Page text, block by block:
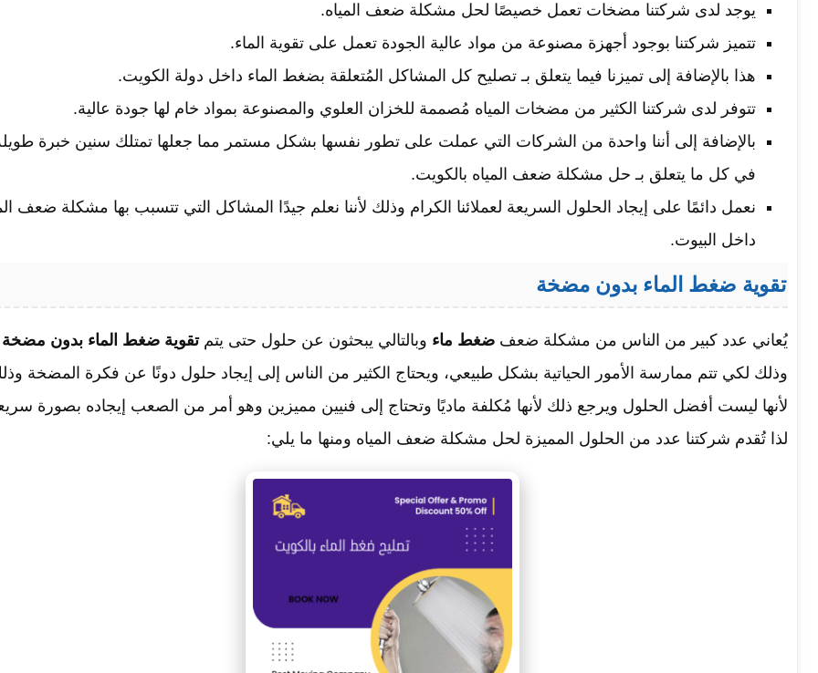
يوجد لدى شركتنا مضخات تعمل خصيصًا لحل مشكلة ضعف المياه.
تتميز شركتنا بوجود أجهزة مصنوعة من مواد عالية الجودة تعمل على تقوية الماء.
هذا بالإضافة إلى تميزنا فيما يتعلق بـ تصليح كل المشاكل المُتعلقة بضغط الماء داخل دولة الكويت.
تتوفر لدى شركتنا الكثير من مضخات المياه مُصممة للخزان العلوي والمصنوعة بمواد خام لها جودة عالية.
بالإضافة إلى أننا واحدة من الشركات التي عملت على تطور نفسها بشكل مستمر مما جعلها تمتلك سنين خبرة
في كل ما يتعلق بـ حل مشكلة ضعف المياه بالكويت.
نعمل دائمًا على إيجاد الحلول السريعة لعملائنا الكرام وذلك لأننا نعلم جيدًا المشاكل التي تتسبب بها مشكلة ضعف
داخل البيوت.
تقوية ضغط الماء بدون مضخة
يُعاني عدد كبير من الناس من مشكلة ضعف ضغط ماء وبالتالي يبحثون عن حلول حتى يتمتقوية ضغط الماء بدون مضخة
وذلك لكي تتم ممارسة الأمور الحياتية بشكل طبيعي، ويحتاج الكثير من الناس إلى إيجاد حلول دونًا عن فكرة المضخة
لأنها ليست أفضل الحلول ويرجع ذلك لأنها مُكلفة ماديًا وتحتاج إلى فنيين مميزين وهو أمر من الصعب إيجاده بصورة
لذا تُقدم شركتنا عدد من الحلول المميزة لحل مشكلة ضعف المياه ومنها ما يلي: